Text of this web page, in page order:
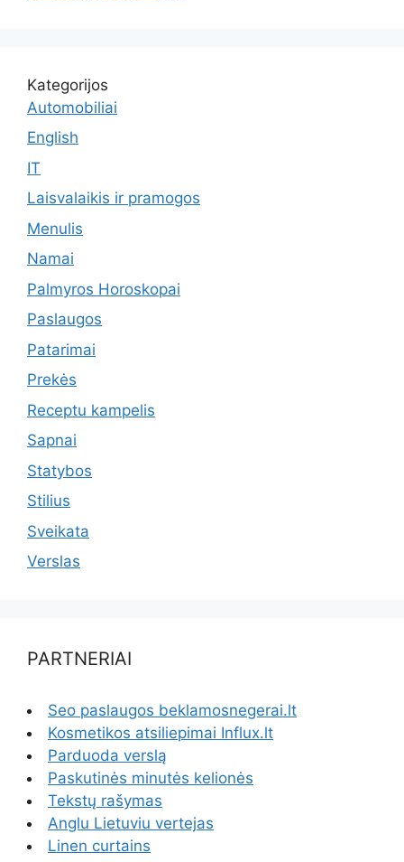
Kategorijos
Automobiliai
English
IT
Laisvalaikis ir pramogos
Menulis
Namai
Palmyros Horoskopai
Paslaugos
Patarimai
Prekės
Receptu kampelis
Sapnai
Statybos
Stilius
Sveikata
Verslas
PARTNERIAI
Seo paslaugos beklamosnegerai.lt
Kosmetikos atsiliepimai Influx.lt
Parduoda verslą
Paskutinės minutės kelionės
Tekstų rašymas
Anglu Lietuviu vertejas
Linen curtains